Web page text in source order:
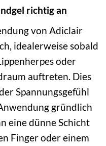
richtig an
von Adiclair
idealerweise sobald
oder
auftreten. Dies
Spannungsgefühl
gründlich
eine dünne Schicht
Finger oder einem